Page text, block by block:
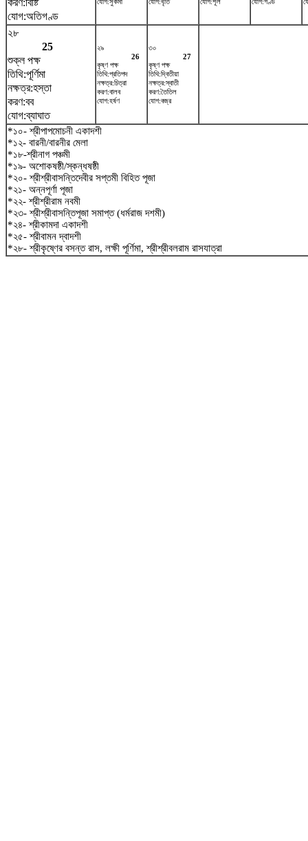
যোগ:অতিগণ্ড
২৮
25
শুক্ল পক্ষ
তিথি:পূর্ণিমা
নক্ষত্র:হস্তা
করণ:বব
যোগ:ব্যাঘাত
২৯
26
কৃষ্ণ পক্ষ
তিথি:প্রতিপদ
নক্ষত্র:চিত্রা
করণ:বালব
যোগ:হর্ষণ
৩০
27
কৃষ্ণ পক্ষ
তিথি:দ্বিতীয়া
নক্ষত্র:স্বাতী
করণ:তৈতিল
যোগ:বজ্র
*১০- শ্রীপাপমোচনী একাদশী
*১২- বারনী/বারনীর মেলা
*১৮-শ্রীনাগ পঞ্চমী
*১৯- অশোকষষ্ঠী/স্কন্ধষষ্ঠী
*২০- শ্রীশ্রীবাসন্তিদেবীর সপ্তমী বিহিত পূজা
*২১- অন্নপূর্ণা পূজা
*২২- শ্রীশ্রীরাম নবমী
*২৩- শ্রীশ্রীবাসন্তিপূজা সমাপ্ত (ধর্মরাজ দশমী)
*২৪- শ্রীকামদা একাদশী
*২৫- শ্রীবামন দ্বাদশী
*২৮- শ্রীকৃষ্ণের বসন্ত রাস, লক্ষী পূর্ণিমা, শ্রীশ্রীবলরাম রাসযাত্রা